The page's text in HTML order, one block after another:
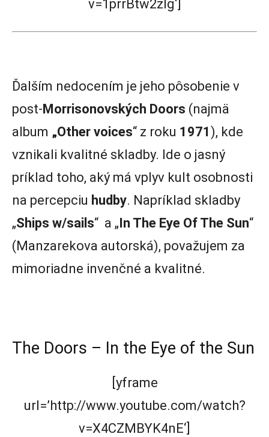
v=1prrBtw2zlg‘]
Ďalším nedocením je jeho pôsobenie v
post- Morrisonovských Doors (najmä
album „Other voices“ z roku 1971 ), kde
vznikali kvalitné skladby. Ide o jasný
príklad toho, aký má vplyv kult osobnosti
na percepciu hudby. Napríklad skladby
„Ships w/sails“ a „ In The Eye Of The Sun“
(Manzarekova autorská), považujem za
mimoriadne invenčné a kvalitné.
The Doors – In the Eye of the Sun
[yframe
url=’http://www.youtube.com/watch?
v=X4CZMBYK4nE‘]